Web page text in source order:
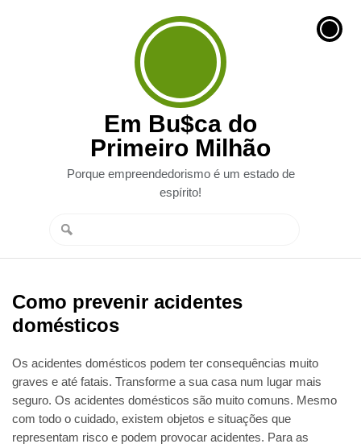
Em Bu$ca do
Primeiro Milhão
Porque empreendedorismo é um estado de
espírito!
Como prevenir acidentes
domésticos
Os acidentes domésticos podem ter consequências muito
graves e até fatais. Transforme a sua casa num lugar mais
seguro. Os acidentes domésticos são muito comuns. Mesmo
com todo o cuidado, existem objetos e situações que
representam risco e podem provocar acidentes. Para as